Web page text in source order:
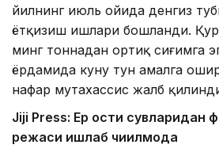
йилнинг июль ойида денгиз
ётқизиш ишлари бошланди.
минг тоннадан ортиқ сиғимга
ёрдамида куну тун амалга
нафар мутахассис жалб
Jiji Press: Ер ости сувларидан
режаси ишлаб чиқилмоқда